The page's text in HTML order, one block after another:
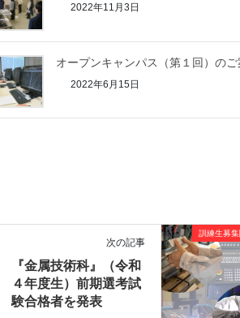
2022年11月3日
オープンキャンパス（第１回）のご
2022年6月15日
訓練生募
次の記事
『金属技術科』（令和
４年度生）前期選考試
験合格者を発表